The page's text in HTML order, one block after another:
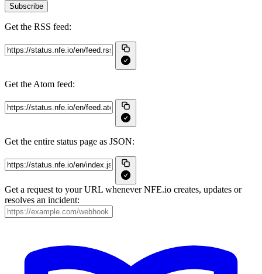
Subscribe
Get the RSS feed:
Get the Atom feed:
Get the entire status page as JSON:
Get a request to your URL whenever NFE.io creates, updates or
resolves an incident: